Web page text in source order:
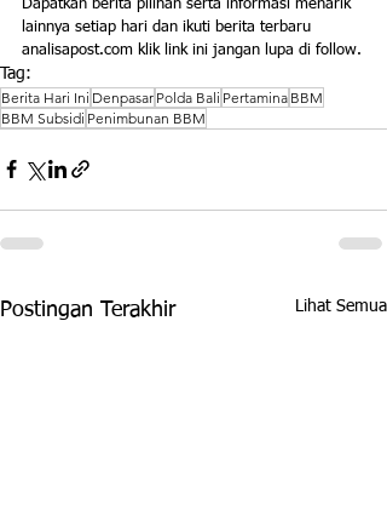
Dapatkan berita pilihan serta informasi menarik
lainnya setiap hari dan ikuti berita terbaru
analisapost.com klik link ini jangan lupa di follow.
Tag:
Berita Hari Ini Denpasar Polda Bali Pertamina BBM
BBM Subsidi Penimbunan BBM
Postingan Terakhir Lihat Semua